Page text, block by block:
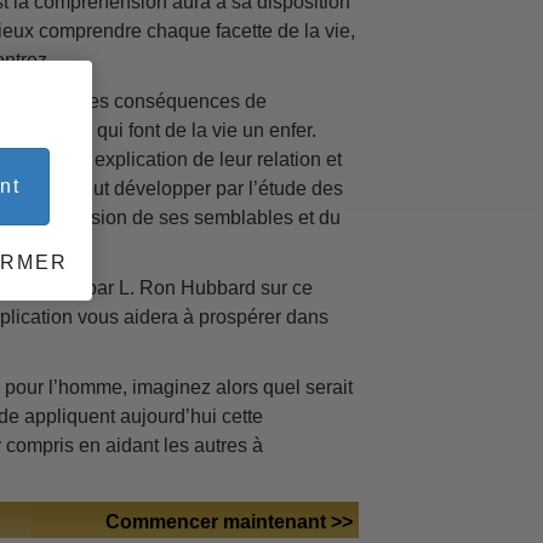
comprendre chaque facette de la vie,
des conséquences de
maux qui font de la vie un enfer.
une explication de leur relation et
peut développer par l’étude des
de ses semblables et du
par L. Ron Hubbard sur ce
vous aidera à prospérer dans
l’homme, imaginez alors quel serait
appliquent aujourd’hui cette
en aidant les autres à
Commencer maintenant >>